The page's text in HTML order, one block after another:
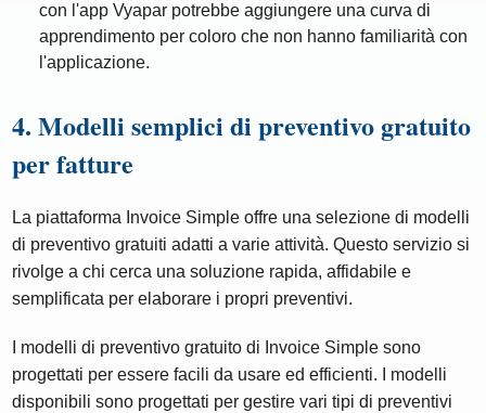
con l'app Vyapar potrebbe aggiungere una curva di
apprendimento per coloro che non hanno familiarità con
l'applicazione.
4. Modelli semplici di preventivo gratuito
per fatture
La piattaforma Invoice Simple offre una selezione di modelli
di preventivo gratuiti adatti a varie attività. Questo servizio si
rivolge a chi cerca una soluzione rapida, affidabile e
semplificata per elaborare i propri preventivi.
I modelli di preventivo gratuito di Invoice Simple sono
progettati per essere facili da usare ed efficienti. I modelli
disponibili sono progettati per gestire vari tipi di preventivi